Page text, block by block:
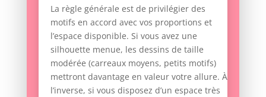
La règle générale est de privilégier des
motifs en accord avec vos proportions et
l’espace disponible. Si vous avez une
silhouette menue, les dessins de taille
modérée (carreaux moyens, petits motifs)
mettront davantage en valeur votre allure. À
l’inverse, si vous disposez d’un espace très